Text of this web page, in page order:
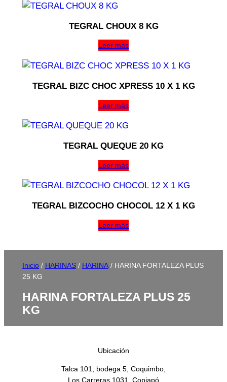
TEGRAL CHOUX 8 KG
Leer más
TEGRAL BIZC CHOC XPRESS 10 X 1 KG
Leer más
TEGRAL QUEQUE 20 KG
Leer más
TEGRAL BIZCOCHO CHOCOL 12 X 1 KG
Leer más
Inicio / HARINAS/ HARINA/ HARINA FORTALEZA PLUS
25 KG
HARINA FORTALEZA PLUS 25
KG
Ubicación
Talca 101, bodega 5, Coquimbo,
Los Carreras 1031, Copiapó